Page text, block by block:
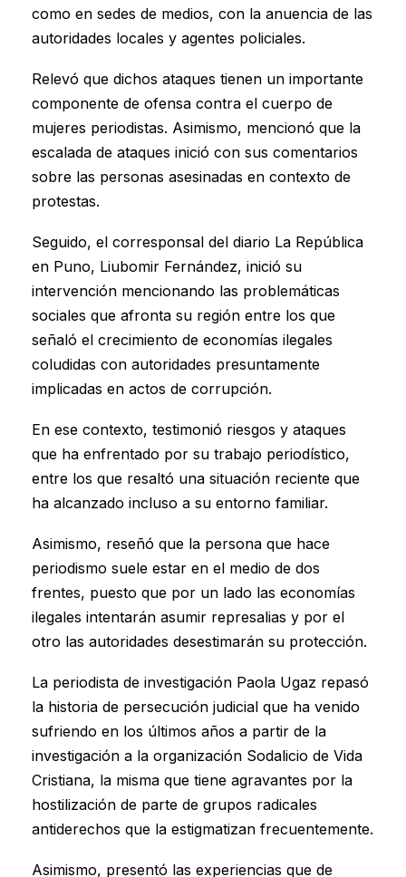
como en sedes de medios, con la anuencia de las
autoridades locales y agentes policiales.
Relevó que dichos ataques tienen un importante
componente de ofensa contra el cuerpo de
mujeres periodistas. Asimismo, mencionó que la
escalada de ataques inició con sus comentarios
sobre las personas asesinadas en contexto de
protestas.
Seguido, el corresponsal del diario La República
en Puno, Liubomir Fernández, inició su
intervención mencionando las problemáticas
sociales que afronta su región entre los que
señaló el crecimiento de economías ilegales
coludidas con autoridades presuntamente
implicadas en actos de corrupción.
En ese contexto, testimonió riesgos y ataques
que ha enfrentado por su trabajo periodístico,
entre los que resaltó una situación reciente que
ha alcanzado incluso a su entorno familiar.
Asimismo, reseñó que la persona que hace
periodismo suele estar en el medio de dos
frentes, puesto que por un lado las economías
ilegales intentarán asumir represalias y por el
otro las autoridades desestimarán su protección.
La periodista de investigación Paola Ugaz repasó
la historia de persecución judicial que ha venido
sufriendo en los últimos años a partir de la
investigación a la organización Sodalicio de Vida
Cristiana, la misma que tiene agravantes por la
hostilización de parte de grupos radicales
antiderechos que la estigmatizan frecuentemente.
Asimismo, presentó las experiencias que de